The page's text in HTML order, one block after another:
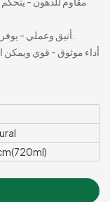
أداء موثوق - قوي ويمكن